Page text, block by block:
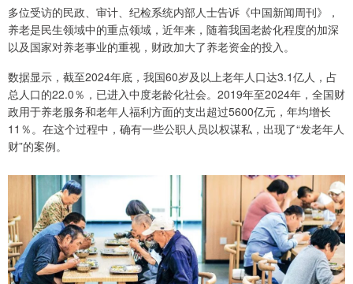
多位受访的民政、审计、纪检系统内部人士告诉《中国新闻周刊》，
养老是民生领域中的重点领域，近年来，随着我国老龄化程度的加深
以及国家对养老事业的重视，财政加大了养老资金的投入。
数据显示，截至2024年底，我国60岁及以上老年人口达3.1亿人，占
总人口的22.0％，已进入中度老龄化社会。2019年至2024年，全国财
政用于养老服务和老年人福利方面的支出超过5600亿元，年均增长
11％。在这个过程中，确有一些公职人员以权谋私，出现了“发老年人
财”的案例。